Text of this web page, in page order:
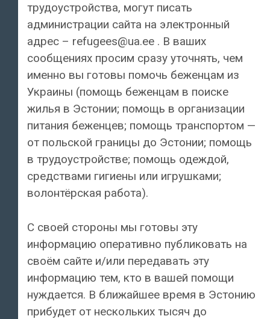
трудоустройства, могут писать
администрации сайта на электронный
адрес – refugees@ua.ee . В ваших
сообщениях просим сразу уточнять, чем
именно вы готовы помочь беженцам из
Украины (помощь беженцам в поиске
жилья в Эстонии; помощь в организации
питания беженцев; помощь транспортом —
от польской границы до Эстонии; помощь
в трудоустройстве; помощь одеждой,
средствами гигиены или игрушками;
волонтёрская работа).
С своей стороны мы готовы эту
информацию оперативно публиковать на
своём сайте и/или передавать эту
информацию тем, кто в вашей помощи
нуждается. В ближайшее время в Эстонию
прибудет от нескольких тысяч до